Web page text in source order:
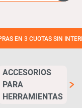
3 CUOTAS SIN INTERES!
ACCESORIOS
PARA
HERRAMIENTAS